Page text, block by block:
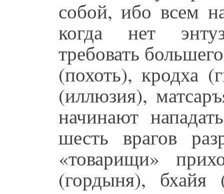
собой, ибо всем
когда нет
требовать
(похоть), кродха
(иллюзия),
начинают
шесть врагов
«товарищи»
(гордыня), бхайя